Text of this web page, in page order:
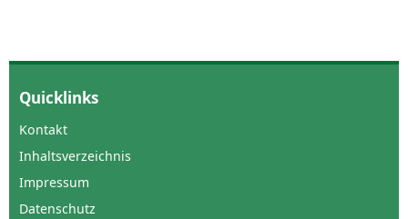
Quicklinks
Kontakt
Inhaltsverzeichnis
Impressum
Datenschutz